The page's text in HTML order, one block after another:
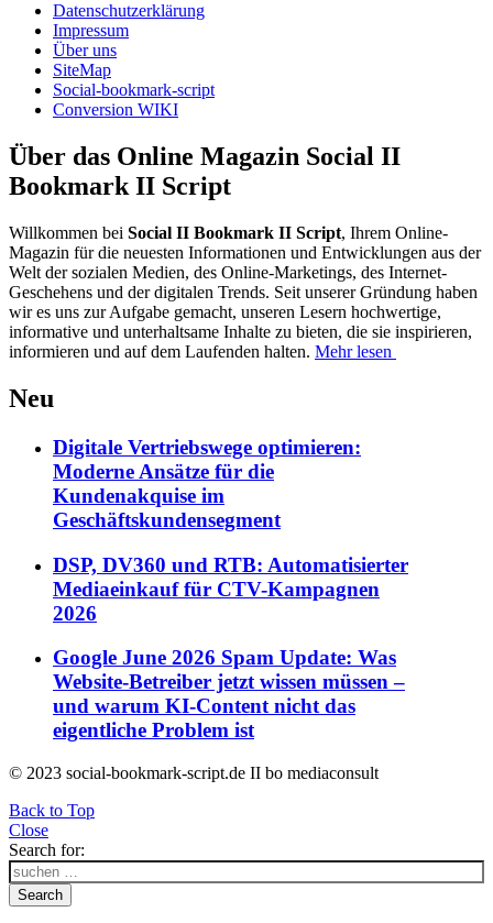
Datenschutzerklärung
Impressum
Über uns
SiteMap
Social-bookmark-script
Conversion WIKI
Über das Online Magazin Social II
Bookmark II Script
Willkommen bei Social II Bookmark II Script, Ihrem Online-
Magazin für die neuesten Informationen und Entwicklungen aus der
Welt der sozialen Medien, des Online-Marketings, des Internet-
Geschehens und der digitalen Trends. Seit unserer Gründung haben
wir es uns zur Aufgabe gemacht, unseren Lesern hochwertige,
informative und unterhaltsame Inhalte zu bieten, die sie inspirieren,
informieren und auf dem Laufenden halten. Mehr lesen
Neu
Digitale Vertriebswege optimieren:
Moderne Ansätze für die
Kundenakquise im
Geschäftskundensegment
DSP, DV360 und RTB: Automatisierter
Mediaeinkauf für CTV-Kampagnen
2026
Google June 2026 Spam Update: Was
Website-Betreiber jetzt wissen müssen –
und warum KI-Content nicht das
eigentliche Problem ist
© 2023 social-bookmark-script.de II bo mediaconsult
Back to Top
Close
Search for:
Search